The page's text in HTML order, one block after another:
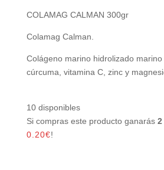
COLAMAG CALMAN 300gr
Colamag Calman.
Colágeno marino hidrolizado marino
cúrcuma, vitamina C, zinc y
10 disponibles
Si compras este producto ganarás 2
0.20€!